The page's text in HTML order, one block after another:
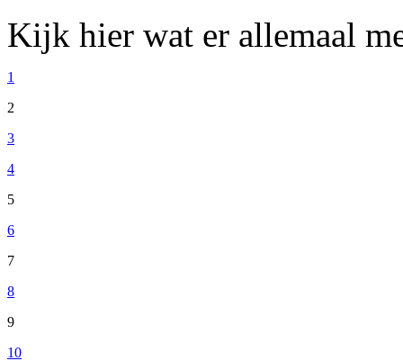
Kijk hier wat er allemaal
1
2
3
4
5
6
7
8
9
10